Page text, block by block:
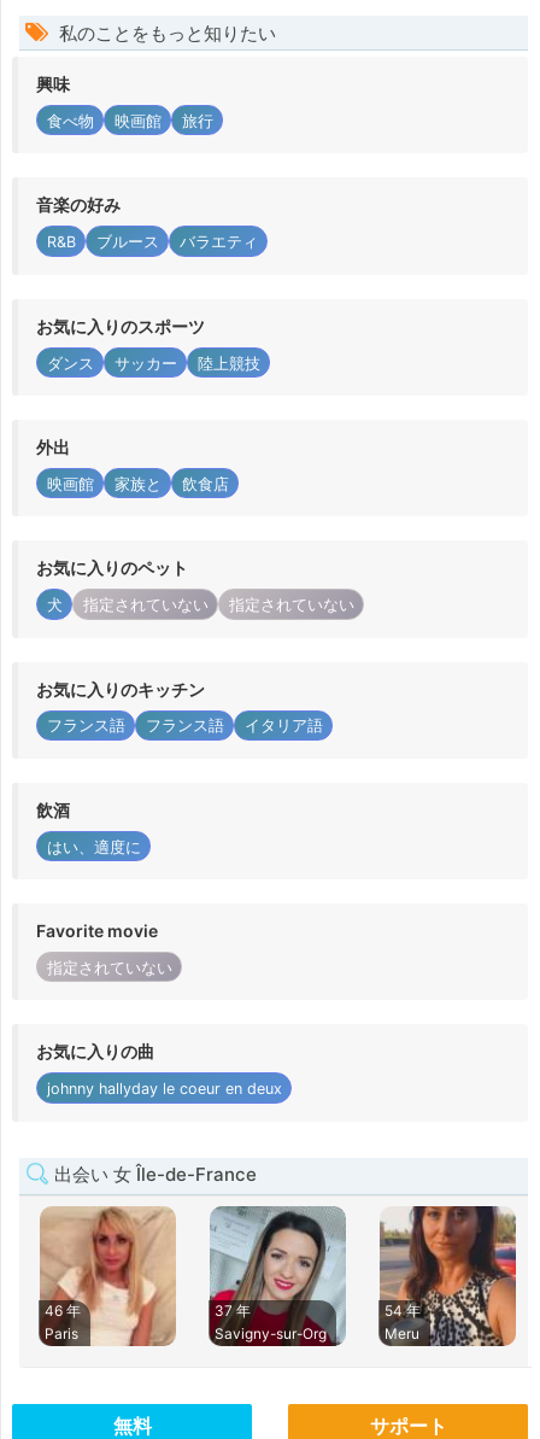
私のことをもっと知りたい
興味
食べ物 映画館 旅行
音楽の好み
R&B ブルース バラエティ
お気に入りのスポーツ
ダンス サッカー 陸上競技
外出
映画館 家族と 飲食店
お気に入りのペット
犬 指定されていない 指定されていない
お気に入りのキッチン
フランス語 フランス語 イタリア語
飲酒
はい、適度に
Favorite movie
指定されていない
お気に入りの曲
johnny hallyday le coeur en deux
出会い 女 Île-de-France
46 年
Paris
37 年
Savigny-sur-Org
54 年
Meru
無料 サポート